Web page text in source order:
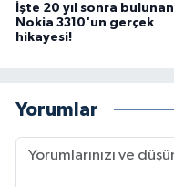
İşte 20 yıl sonra bulunan
Nokia 3310'un gerçek
hikayesi!
Yorumlar